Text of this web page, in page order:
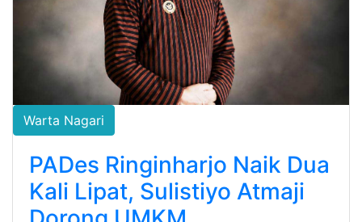
Warta Nagari
PADes Ringinharjo Naik Dua
Kali Lipat, Sulistiyo Atmaji